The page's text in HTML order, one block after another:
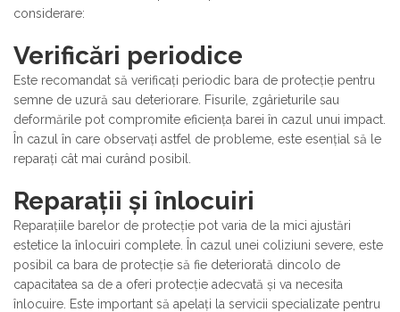
considerare:
Verificări periodice
Este recomandat să verificați periodic bara de protecție pentru
semne de uzură sau deteriorare. Fisurile, zgârieturile sau
deformările pot compromite eficiența barei în cazul unui impact.
În cazul în care observați astfel de probleme, este esențial să le
reparați cât mai curând posibil.
Reparații și înlocuiri
Reparațiile barelor de protecție pot varia de la mici ajustări
estetice la înlocuiri complete. În cazul unei coliziuni severe, este
posibil ca bara de protecție să fie deteriorată dincolo de
capacitatea sa de a oferi protecție adecvată și va necesita
înlocuire. Este important să apelați la servicii specializate pentru